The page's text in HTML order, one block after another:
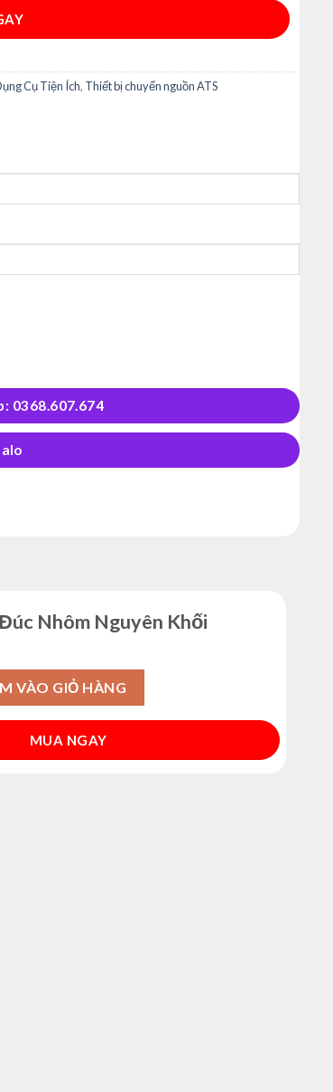
Cụ Tiện Ích, Thiết bị chuyển nguồn ATS
0368.607.674
Nhôm Nguyên Khối
Nguyên Khối 5.5*2.1mm số lượng
VÀO GIỎ HÀNG
MUA NGAY